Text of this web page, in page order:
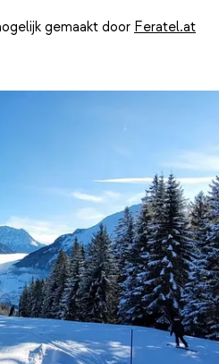
gemaakt door Feratel.at